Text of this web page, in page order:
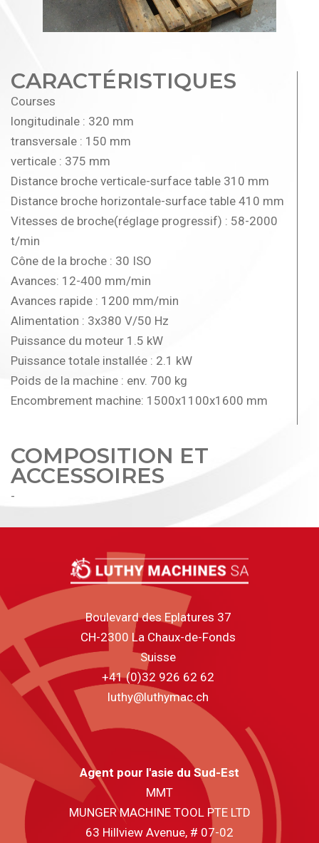
CARACTÉRISTIQUES
Courses
longitudinale : 320 mm
transversale : 150 mm
verticale : 375 mm
Distance broche verticale-surface table 310 mm
Distance broche horizontale-surface table 410 mm
Vitesses de broche(réglage progressif) : 58-2000
t/min
Cône de la broche : 30 ISO
Avances: 12-400 mm/min
Avances rapide : 1200 mm/min
Alimentation : 3x380 V/50 Hz
Puissance du moteur 1.5 kW
Puissance totale installée : 2.1 kW
Poids de la machine : env. 700 kg
Encombrement machine: 1500x1100x1600 mm
COMPOSITION ET
ACCESSOIRES
-
Boulevard des Eplatures 37
CH-2300 La Chaux-de-Fonds
Suisse
+41 (0)32 926 62 62
luthy@luthymac.ch
Agent pour l'asie du Sud-Est
MMT
MUNGER MACHINE TOOL PTE LTD
63 Hillview Avenue, # 07-02